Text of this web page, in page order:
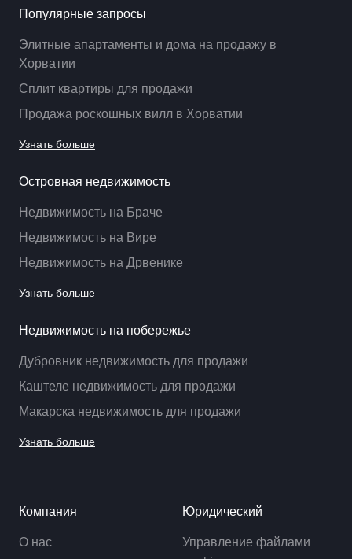
Популярные запросы
Элитные апартаменты и дома на продажу в
Хорватии
Сплит квартиры для продажи
Продажа роскошных вилл в Хорватии
Узнать больше
Островная недвижимость
Недвижимость на Браче
Недвижимость на Вире
Недвижимость на Дрвенике
Узнать больше
Недвижимость на побережье
Дубровник недвижимость для продажи
Каштеле недвижимость для продажи
Макарска недвижимость для продажи
Узнать больше
Компания
О нас
Юридический
Управление файлами